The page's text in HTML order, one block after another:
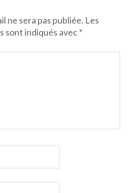
ne sera pas publiée. Les
sont indiqués avec*